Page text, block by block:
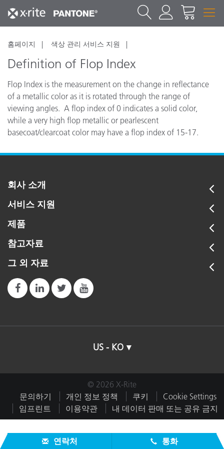
홈페이지 색상 관리 서비스 지원
Definition of Flop Index
Flop Index is the measurement on the change in reflectance
of a metallic color as it is rotated through the range of
viewing angles. A flop index of 0 indicates a solid color,
while a very high flop metallic or pearlescent
basecoat/clearcoat color may have a flop index of 15-17.
회사 소개
서비스 지원
제품
참고자료
그 외 자료
US - KO
© 2026 X-Rite
문의하기
개인 정보 정책 쿠키
Cookie Settings
임프린트
이용약관 내 데이터 판매 또는 공유 금지
연락처 통화